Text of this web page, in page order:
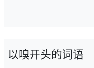
以嗅开头的词语